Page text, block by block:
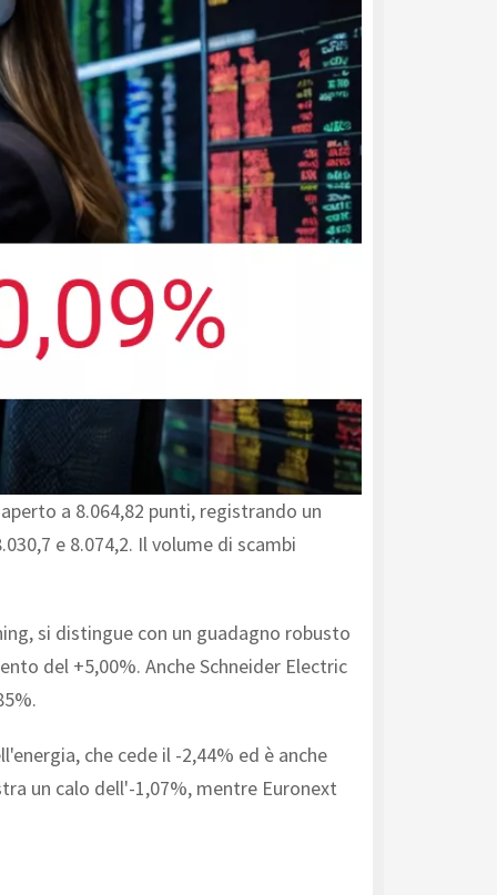
a 8.064,82 punti, registrando un
e 8.074,2. Il volume di scambi
si distingue con un guadagno robusto
del +5,00%. Anche Schneider Electric
che cede il -2,44% ed è anche
un calo dell'-1,07%, mentre Euronext